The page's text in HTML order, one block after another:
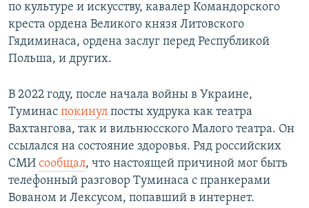
по культуре и искусству, кавалер Командорского
креста ордена Великого князя Литовского
Гядиминаса, ордена заслуг перед Республикой
Польша, и других.
В 2022 году, после начала войны в Украине,
Туминас покинул посты худрука как театра
Вахтангова, так и вильнюсского Малого театра. Он
ссылался на состояние здоровья. Ряд российских
СМИ сообщал, что настоящей причиной мог быть
телефонный разговор Туминаса с пранкерами
Вованом и Лексусом, попавший в интернет.